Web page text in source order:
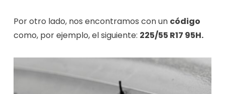
Por otro lado, nos encontramos con un código
como, por ejemplo, el siguiente: 225/55 R17 95H.